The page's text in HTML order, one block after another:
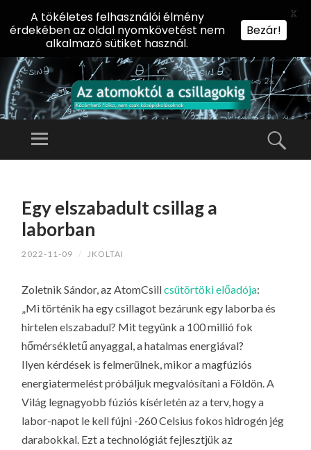
AZ
KT
CS
IL
LA
G
O
KI
G
Előadássorozat
Természettudományi
Menü
TARTALOMHOZ
Egy elszabadult csillag a
laborban
2022-11-09 / JKOLTAI
Zoletnik Sándor, az AtomCsillcsütörtöki előadója:
„Mi történik ha egy csillagot bezárunk egy laborba és
hirtelen elszabadul? Mit tegyünk a 100 millió fok
hőmérsékletű anyaggal, a hatalmas energiával?
Ilyen kérdések is felmerülnek, mikor a magfúziós
energiatermelést próbáljuk megvalósítani a Földön. A
Világ legnagyobb fúziós kísérletén az a terv, hogy a
labor-napot le kell fújni -260 Celsius fokos hidrogén jég
darabokkal. Ezt a technológiát fejlesztjük az
A tökéletes felhasználói élmény
érdekében az oldal nyomkövetést nem
alkalmazó sütiket használ.
Bezár!
X